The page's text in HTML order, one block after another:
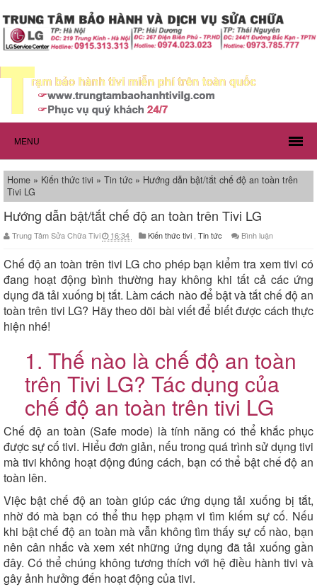
MENU
Home » Kiến thức tivi » Tin tức » Hướng dẫn bật/tắt chế độ an toàn trên
Tivi LG
Hướng dẫn bật/tắt chế độ an toàn trên Tivi LG
Trung Tâm Sửa Chữa Tivi 16:34 Kiến thức tivi Tin tức Bình luận
Chế độ an toàn trên tivi LG cho phép bạn kiểm tra xem tivi có
đang hoạt động bình thường hay không khi tất cả các ứng
dụng đã tải xuống bị tắt. Làm cách nào để bật và tắt chế độ an
toàn trên tivi LG? Hãy theo dõi bài viết để biết được cách thực
hiện nhé!
1. Thế nào là chế độ an toàn
trên Tivi LG? Tác dụng của
chế độ an toàn trên tivi LG
Chế độ an toàn (Safe mode) là tính năng có thể khắc phục
được sự cố tivi. Hiểu đơn giản, nếu trong quá trình sử dụng tivi
mà tivi không hoạt động đúng cách, bạn có thể bật chế độ an
toàn lên.
Việc bật chế độ an toàn giúp các ứng dụng tải xuống bị tắt,
nhờ đó mà bạn có thể thu hẹp phạm vi tìm kiếm sự cố. Nếu
khi bật chế độ an toàn mà vẫn không tìm thấy sự cố nào, bạn
nên cân nhắc và xem xét những ứng dụng đã tải xuống gần
đây. Có thể chúng không tương thích với hệ điều hành tivi và
gây ảnh hưởng đến hoạt động của tivi.